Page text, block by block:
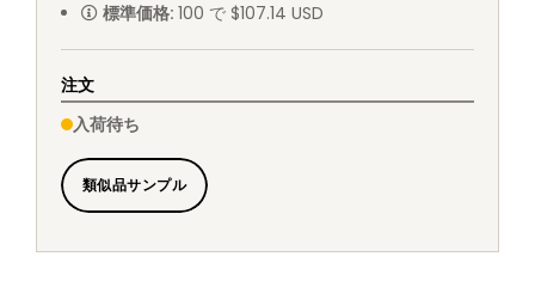
標準価格: 100 で $107.14 USD
注文
入荷待ち
類似品サンプル